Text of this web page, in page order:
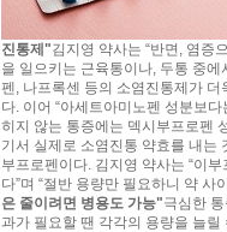
진통제"김지영 약사는 “반면, 염증
을 일으키는 근육통이나, 두통 중
펜, 나프록센 등의 소염진통제가
다. 이어 “아세트아미노펜 성분보
히지 않는 통증에는 덱시부프로펜
기서 실제로 소염진통 약효를 내는
부프로펜이다. 김지영 약사는 “이
다”며 “절반 용량만 필요하니 약
은 줄이려면 병용도 가능"극심한
과가 필요할 땐 각각의 용량을 늘